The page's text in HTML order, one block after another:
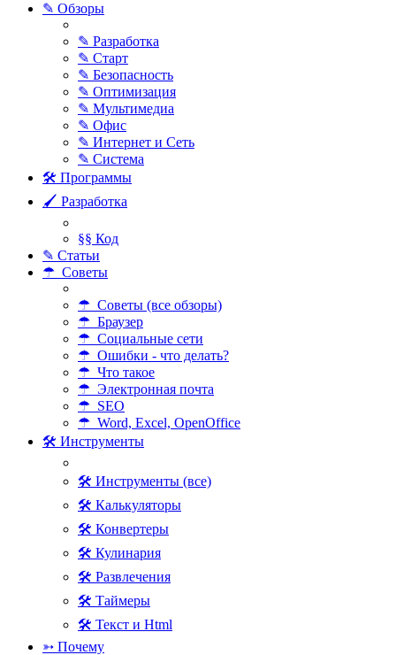
✎ Обзоры
✎ Разработка
✎ Старт
✎ Безопасность
✎ Оптимизация
✎ Мультимедиа
✎ Офис
✎ Интернет и Сеть
✎ Система
🛠 Программы
🖌 Разработка
§§ Код
✎ Статьи
☂ Советы
☂ Советы (все обзоры)
☂ Браузер
☂ Социальные сети
☂ Ошибки - что делать?
☂ Что такое
☂ Электронная почта
☂ SEO
☂ Word, Excel, OpenOffice
🛠 Инструменты
🛠 Инструменты (все)
🛠 Калькуляторы
🛠 Конвертеры
🛠 Кулинария
🛠 Развлечения
🛠 Таймеры
🛠 Текст и Html
➳ Почему